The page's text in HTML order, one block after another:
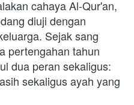
cahaya Al-Qur'an,
diuji dengan
Sejak sang
pertengahan tahun
dua peran sekaligus:
sekaligus ayah yang